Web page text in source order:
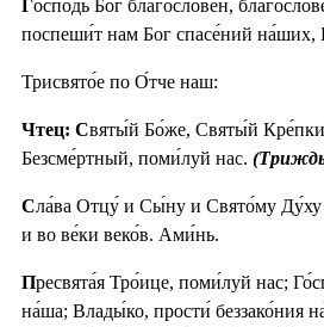
Госпо́дь Бог благослове́н,
поспеши́т нам Бог спасе́ний на́ших,
Трисвято́е по О́тче наш:
Чтец: Святы́й Бо́же, Святы́й
Безсме́ртный, поми́луй нас.
Сла́ва Отцу́ и Сы́ну и Свято́му
и во ве́ки веко́в. Ами́нь.
Пресвята́я Тро́ице, поми́луй нас;
на́ша; Влады́ко, прости́ беззако́ния